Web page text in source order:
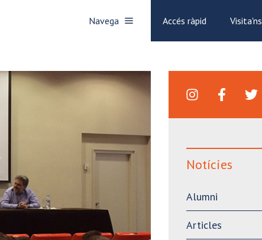
Navega Accés ràpid Visita'ns
Notícies
Alumni
Articles